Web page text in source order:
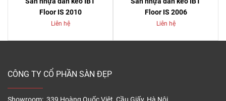
Floor IS 2010
Liên hệ
Floor IS 2006
Liên hệ
CÔNG TY CỔ PHẦN SÀN ĐẸP